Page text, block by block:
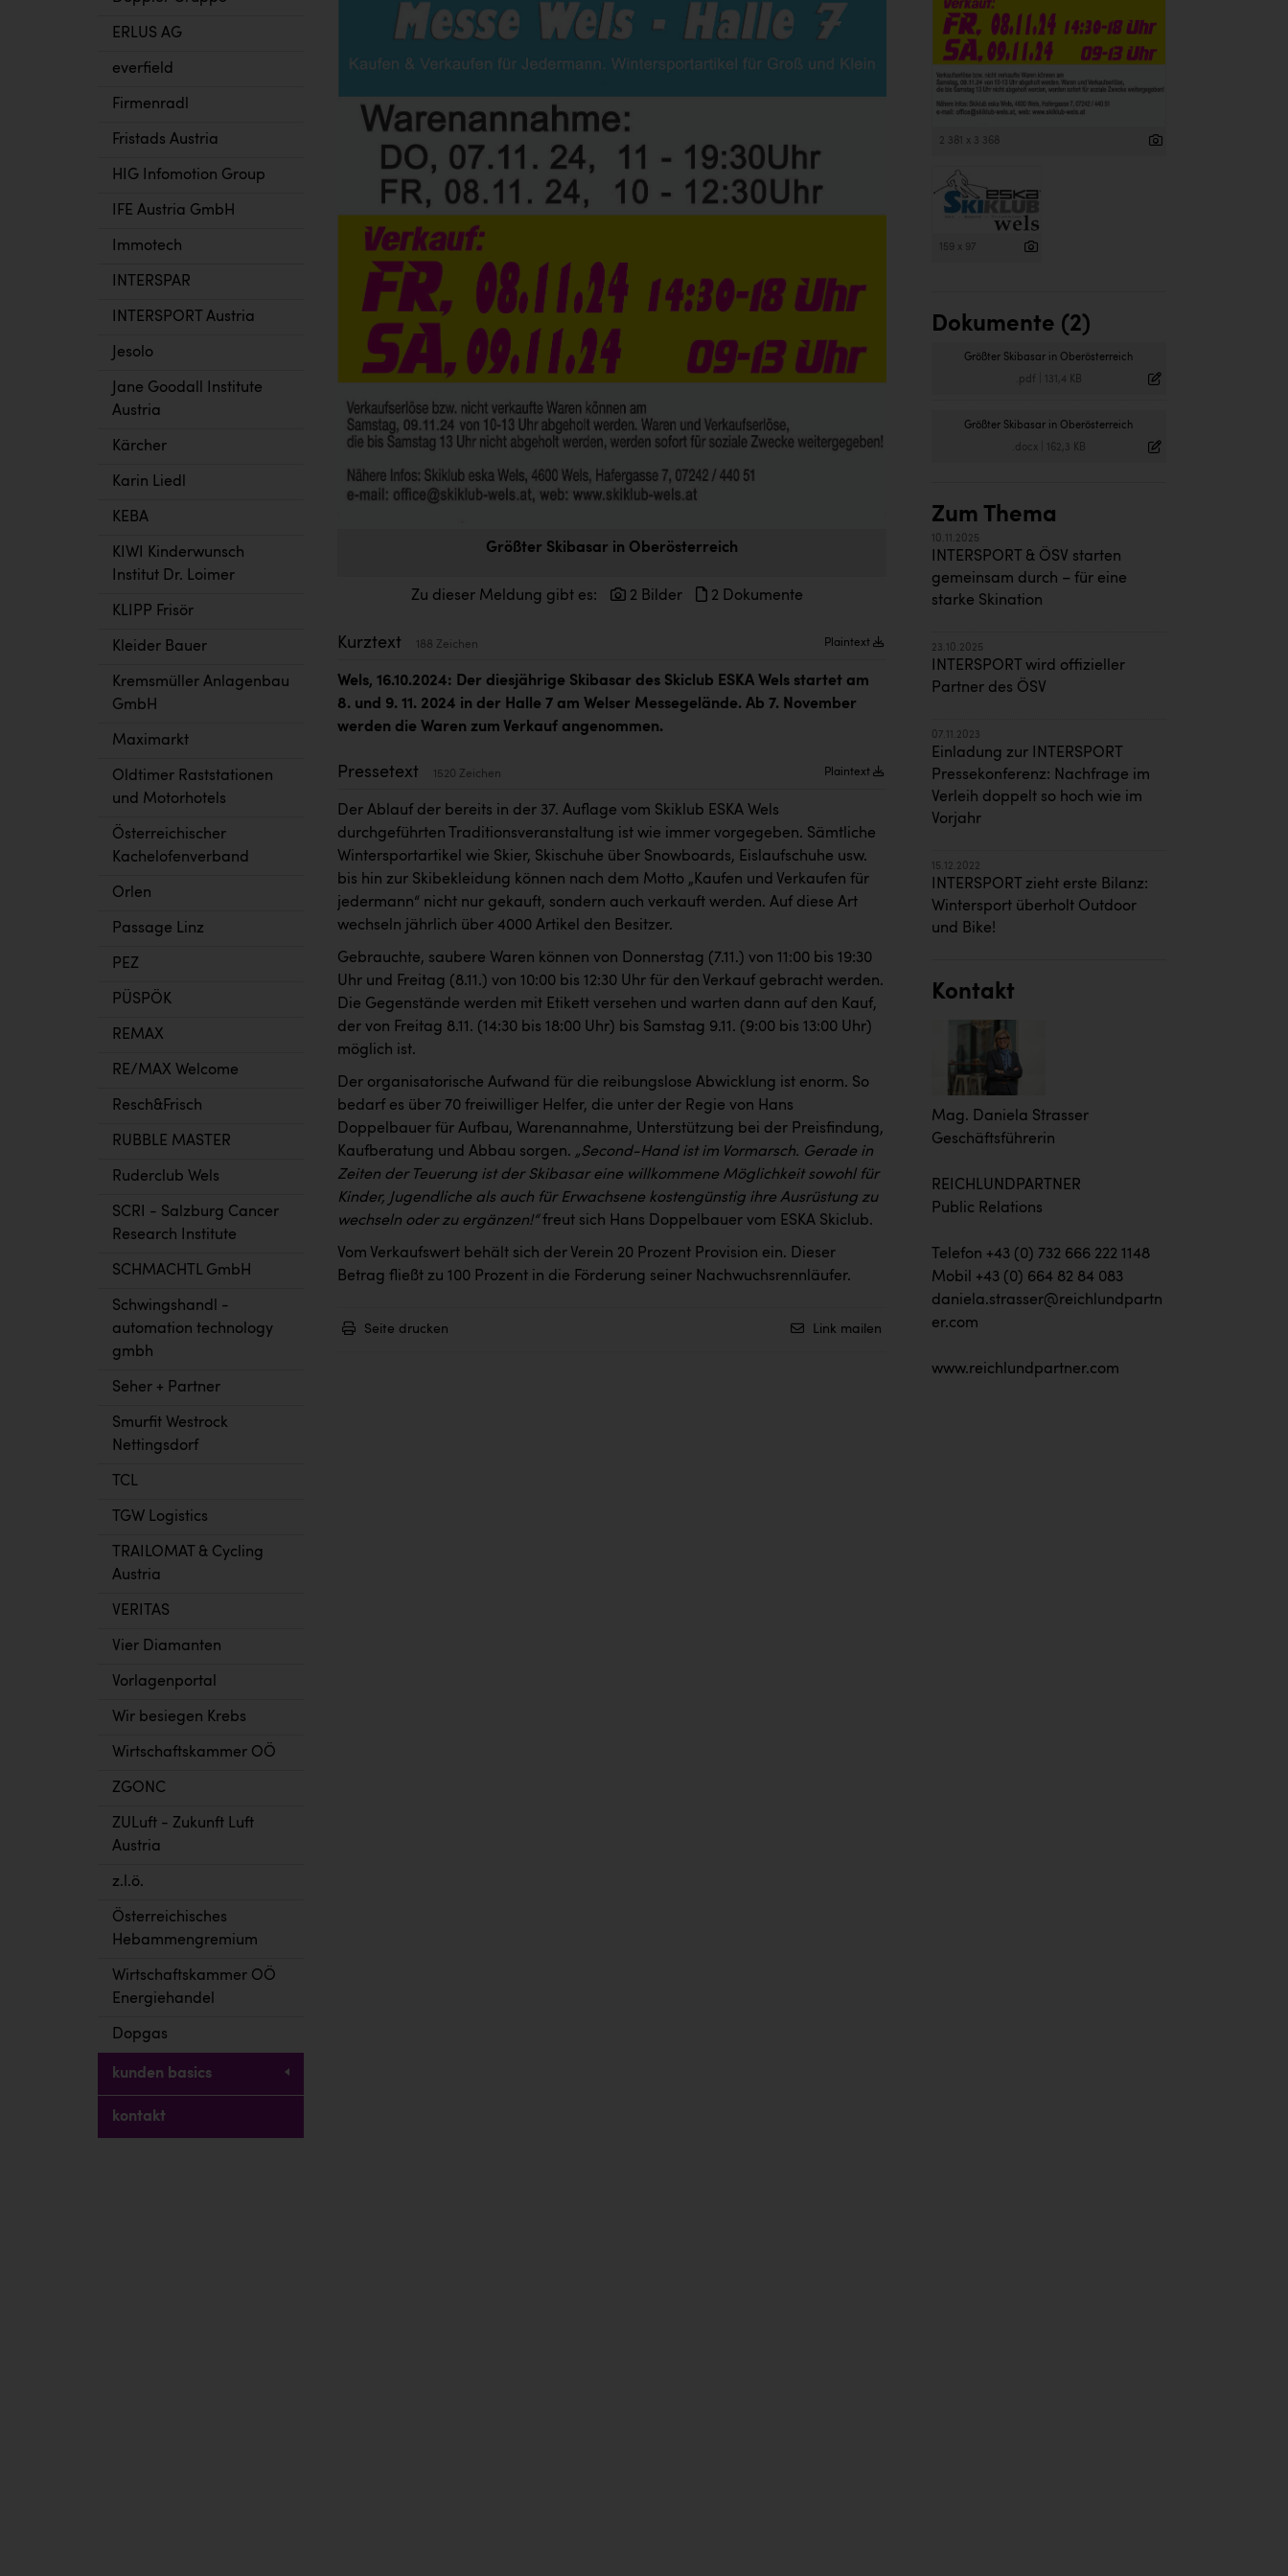
ERLUS AG
everfield
Firmenradl
Fristads Austria
HIG Infomotion Group
IFE Austria GmbH
Immotech
INTERSPAR
INTERSPORT Austria
Jesolo
Jane Goodall Institute
Austria
Kärcher
Karin Liedl
KEBA
KIWI Kinderwunsch
Institut Dr. Loimer
KLIPP Frisör
Kleider Bauer
Kremsmüller Anlagenbau
GmbH
Maximarkt
Oldtimer Raststationen
und Motorhotels
Österreichischer
Kachelofenverband
Orlen
Passage Linz
PEZ
PÜSPÖK
REMAX
RE/MAX Welcome
Resch&Frisch
RUBBLE MASTER
Ruderclub Wels
SCRI - Salzburg Cancer
Research Institute
SCHMACHTL GmbH
Schwingshandl -
automation technology
gmbh
Seher + Partner
Smurfit Westrock
Nettingsdorf
TCL
TGW Logistics
TRAILOMAT & Cycling
Austria
VERITAS
Vier Diamanten
Vorlagenportal
Wir besiegen Krebs
Wirtschaftskammer OÖ
ZGONC
ZULuft - Zukunft Luft
Austria
z.l.ö.
Österreichisches
Hebammengremium
Wirtschaftskammer OÖ
Energiehandel
Dopgas
kunden basics
kontakt
Größter Skibasar in Oberösterreich
Zu dieser Meldung gibt es: 2 Bilder 2 Dokumente
Kurztext 188 Zeichen Plaintext
Wels, 16.10.2024: Der diesjährige Skibasar des Skiclub ESKA Wels startet am
8. und 9. 11. 2024 in der Halle 7 am Welser Messegelände. Ab 7. November
werden die Waren zum Verkauf angenommen.
Pressetext 1520 Zeichen Plaintext
Der Ablauf der bereits in der 37. Auflage vom Skiklub ESKA Wels
durchgeführten Traditionsveranstaltung ist wie immer vorgegeben. Sämtliche
Wintersportartikel wie Skier, Skischuhe über Snowboards, Eislaufschuhe usw.
bis hin zur Skibekleidung können nach dem Motto „Kaufen und Verkaufen für
jedermann“ nicht nur gekauft, sondern auch verkauft werden. Auf diese Art
wechseln jährlich über 4000 Artikel den Besitzer.
Gebrauchte, saubere Waren können von Donnerstag (7.11.) von 11:00 bis 19:30
Uhr und Freitag (8.11.) von 10:00 bis 12:30 Uhr für den Verkauf gebracht werden.
Die Gegenstände werden mit Etikett versehen und warten dann auf den Kauf,
der von Freitag 8.11. (14:30 bis 18:00 Uhr) bis Samstag 9.11. (9:00 bis 13:00 Uhr)
möglich ist.
Der organisatorische Aufwand für die reibungslose Abwicklung ist enorm. So
bedarf es über 70 freiwilliger Helfer, die unter der Regie von Hans
Doppelbauer für Aufbau, Warenannahme, Unterstützung bei der Preisfindung,
Kaufberatung und Abbau sorgen. „Second-Hand ist im Vormarsch. Gerade in
Zeiten der Teuerung ist der Skibasar eine willkommene Möglichkeit sowohl für
Kinder, Jugendliche als auch für Erwachsene kostengünstig ihre Ausrüstung zu
wechseln oder zu ergänzen!“freut sich Hans Doppelbauer vom ESKA Skiclub.
Vom Verkaufswert behält sich der Verein 20 Prozent Provision ein. Dieser
Betrag fließt zu 100 Prozent in die Förderung seiner Nachwuchsrennläufer.
Seite drucken Link mailen
2 381 x 3 368
159 x 97
Dokumente (2)
Größter Skibasar in Oberösterreich
.pdf 131,4 KB
Größter Skibasar in Oberösterreich
.docx| 162,3 KB
Zum Thema
10.11.2025
INTERSPORT & ÖSV starten
gemeinsam durch – für eine
starke Skination
23.10.2025
INTERSPORT wird offizieller
Partner des ÖSV
07.11.2023
Einladung zur INTERSPORT
Pressekonferenz: Nachfrage im
Verleih doppelt so hoch wie im
Vorjahr
15.12.2022
INTERSPORT zieht erste Bilanz:
Wintersport überholt Outdoor
und Bike!
Kontakt
Mag. Daniela Strasser
Geschäftsführerin
REICHLUNDPARTNER
Public Relations
Telefon +43 (0) 732 666 222 1148
Mobil +43 (0) 664 82 84 083
daniela.strasser@reichlundpartn
er.com
www.reichlundpartner.com